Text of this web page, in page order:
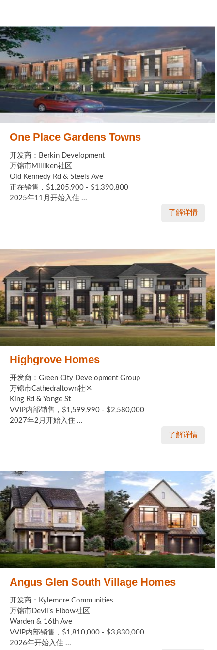
One Place Gardens Towns
开发商：Berkin Development
万锦市Milliken社区
Old Kennedy Rd & Steels Ave
正在销售，$1,205,900 - $1,390,800
2025年11月开始入住 ...
了解详情
Highgrove Homes
开发商：Green City Development Group
万锦市Cathedraltown社区
King Rd & Yonge St
VVIP内部销售，$1,599,990 - $2,580,000
2027年2月开始入住 ...
了解详情
Angus Glen South Village Homes
开发商：Kylemore Communities
万锦市Devil's Elbow社区
Warden & 16th Ave
VVIP内部销售，$1,810,000 - $3,830,000
2026年开始入住 ...